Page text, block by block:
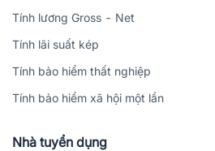
Tính lương Gross - Net
Tính lãi suất kép
Tính bảo hiểm thất nghiệp
Tính bảo hiểm xã hội một lần
Nhà tuyển dụng